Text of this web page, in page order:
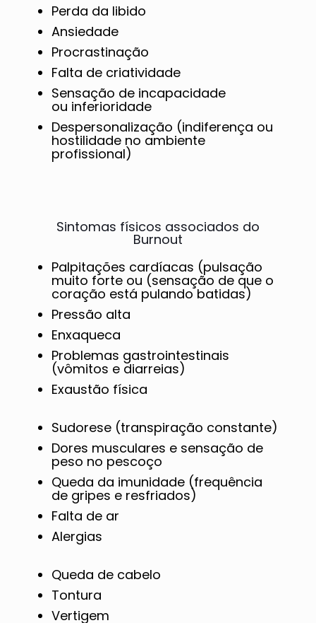
Perda da libido
Ansiedade
Procrastinação
Falta de criatividade
Sensação de incapacidade
ou inferioridade
Despersonalização (indiferença ou
hostilidade no ambiente
profissional)
Sintomas físicos associados do
Burnout
Palpitações cardíacas (pulsação
muito forte ou (sensação de que o
coração está pulando batidas)
Pressão alta
Enxaqueca
Problemas gastrointestinais
(vômitos e diarreias)
Exaustão física
Sudorese (transpiração constante)
Dores musculares e sensação de
peso no pescoço
Queda da imunidade (frequência
de gripes e resfriados)
Falta de ar
Alergias
Queda de cabelo
Tontura
Vertigem